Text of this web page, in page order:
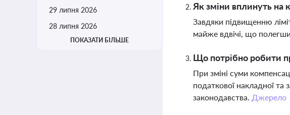
29 липня 2026
28 липня 2026
ПОКАЗАТИ БІЛЬШЕ
Як зміни вплинуть на
Завдяки підвищенню
майже вдвічі, що
Що потрібно робити
При зміні суми
податкової накладної
законодавства. Джерело